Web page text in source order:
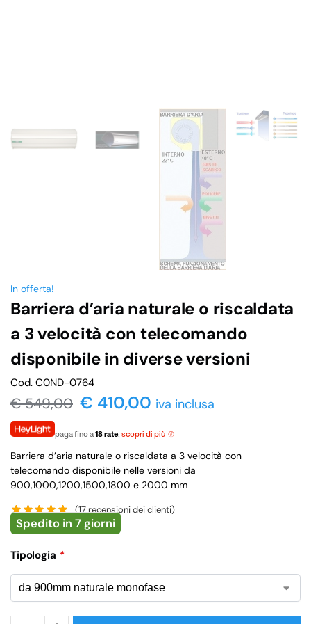
In offerta!
Barriera d’aria naturale o riscaldata
a 3 velocità con telecomando
disponibile in diverse versioni
Cod. C0ND-0764
€549,00 € 410,00 iva inclusa
paga fino a18 rate, scopri di più
Barriera d’aria naturale o riscaldata a 3 velocità con
telecomando disponibile nelle versioni da
900,1000,1200,1500,1800 e 2000 mm
(17recensioni dei clienti)
Spedito in 7 giorni
Tipologia *